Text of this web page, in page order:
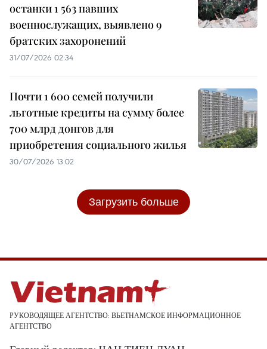
останки 1 563 павших
военнослужащих, выявлено 9
братских захоронений
31/07/2026 02:34
Почти 1 600 семей получили
льготные кредиты на сумму более
700 млрд донгов для
приобретения социального жилья
30/07/2026 13:02
Загрузить больше
РУКОВОДЯЩЕЕ АГЕНТСТВО: ВЬЕТНАМСКОЕ ИНФОРМАЦИОННОЕ
АГЕНТСТВО